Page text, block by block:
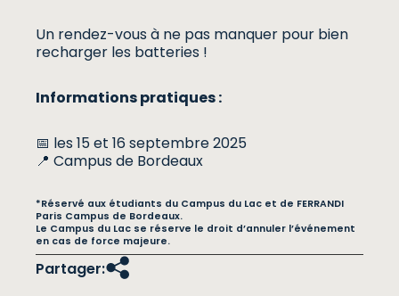
Un rendez-vous à ne pas manquer pour bien
recharger les batteries !
Informations pratiques :
📅 les 15 et 16 septembre 2025
📍 Campus de Bordeaux
*Réservé aux étudiants du Campus du Lac et de FERRANDI
Paris Campus de Bordeaux.
Le Campus du Lac se réserve le droit d’annuler l’événement
en cas de force majeure.
Partager: